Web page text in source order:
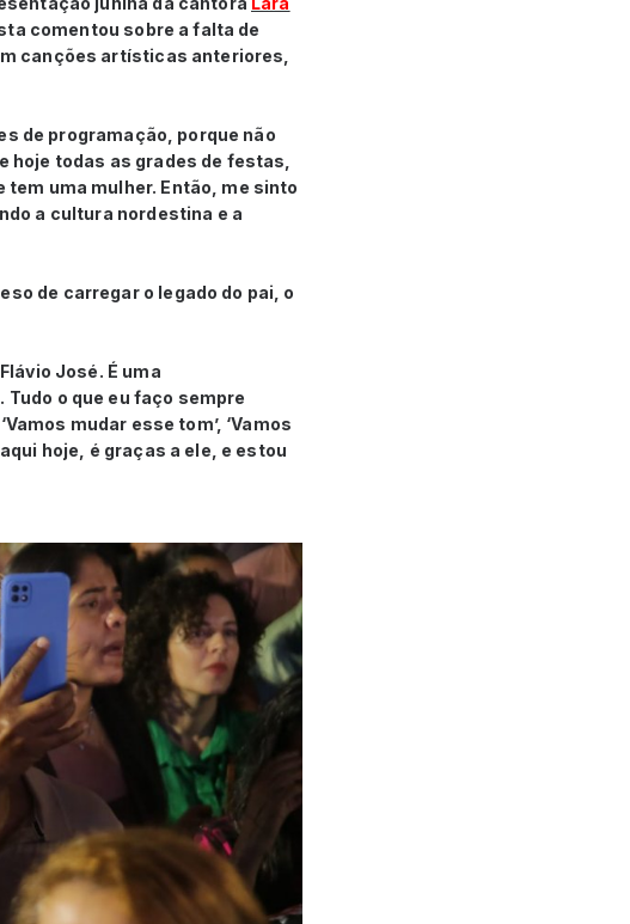
comentou sobre a falta de
canções artísticas anteriores,
de programação, porque não
hoje todas as grades de festas,
uma mulher. Então, me sinto
a cultura nordestina e a
de carregar o legado do pai, o
José. É uma
o que eu faço sempre
mudar esse tom’, ‘Vamos
hoje, é graças a ele, e estou